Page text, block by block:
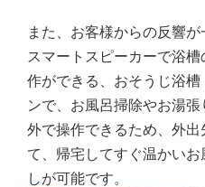
また、お客様からの反響が
スマートスピーカーで浴
作ができる、おそうじ浴槽
ンで、お風呂掃除やお湯
外で操作できるため、外
て、帰宅してすぐ温かい
しが可能です。